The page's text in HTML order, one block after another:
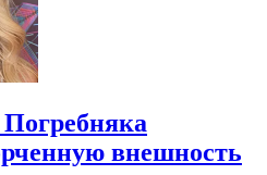
внешность